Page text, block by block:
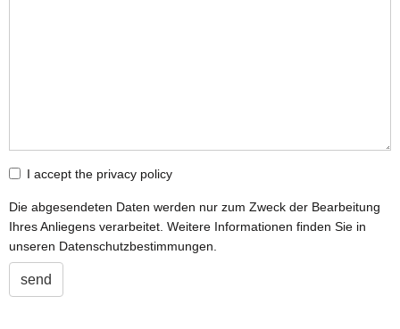
I accept the privacy policy
Die abgesendeten Daten werden nur zum Zweck der Bearbeitung
Ihres Anliegens verarbeitet. Weitere Informationen finden Sie in
unseren Datenschutzbestimmungen
send